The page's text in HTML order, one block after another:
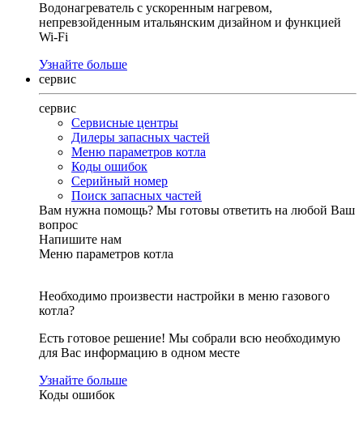
Водонагреватель с ускоренным нагревом,
непревзойденным итальянским дизайном и функцией
Wi-Fi
Узнайте больше
сервис
сервис
Сервисные центры
Дилеры запасных частей
Меню параметров котла
Коды ошибок
Серийный номер
Поиск запасных частей
Вам нужна помощь? Мы готовы ответить на любой Ваш
вопрос
Напишите нам
Меню параметров котла
Необходимо произвести настройки в меню газового
котла?
Есть готовое решение! Мы собрали всю необходимую
для Вас информацию в одном месте
Узнайте больше
Коды ошибок